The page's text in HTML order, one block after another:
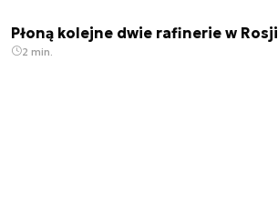
Płoną kolejne dwie rafinerie w Rosji
2 min.